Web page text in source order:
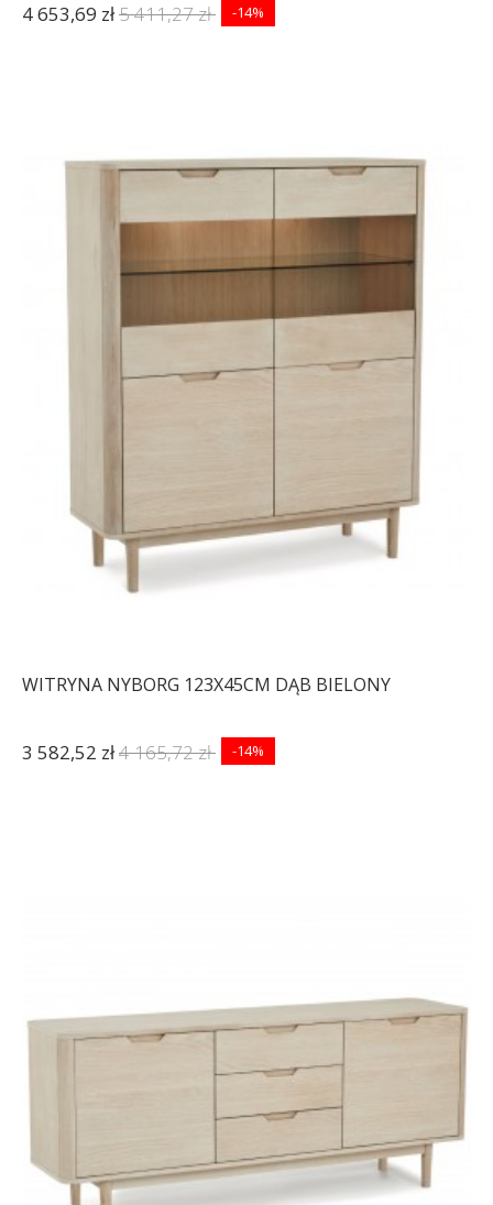
4 653,69 zł5 411,27 zł -14%
WITRYNA NYBORG 123X45CM DĄB BIELONY
3 582,52 zł4 165,72 zł -14%